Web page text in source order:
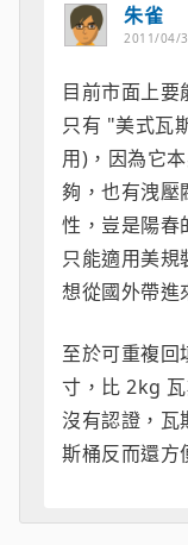
朱雀
2011/04/
目前市面上
只有 "美式瓦
用)，因為它
夠，也有洩壓
性，豈是陽春
只能適用美
想從國外帶進
至於可重複回
寸，比 2kg
沒有認證，瓦
斯桶反而還方